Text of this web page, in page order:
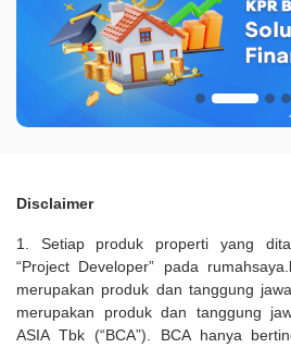
Disclaimer
1. Setiap produk properti yang
“Project Developer” pada
merupakan produk dan tanggung
merupakan produk dan tanggung
ASIA Tbk (“BCA”). BCA hanya